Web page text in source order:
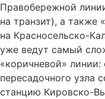
Правобережной
на транзит), а также
на Красносельско-
уже ведут самый
«коричневой»
пересадочного узла
станцию Кировско-